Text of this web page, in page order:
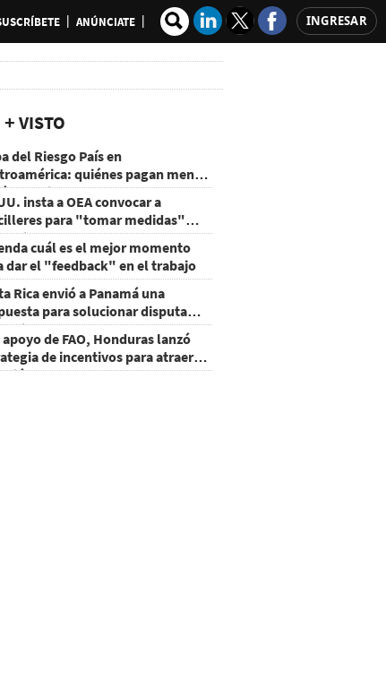
ANÚNCIATE INGRESAR
+ VISTO
del Riesgo País en
quiénes pagan menos
mejoraron
insta a OEA convocar a
para "tomar medidas"
Nicaragua
cuál es el mejor momento
dar el "feedback" en el trabajo
Rica envió a Panamá una
para solucionar disputa
apoyo de FAO, Honduras lanzó
de incentivos para atraer
al agro